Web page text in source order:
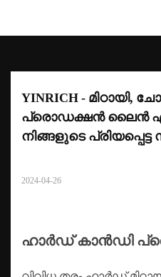
YINRICH - മിഠായി,
പ്രൊഡക്ഷൻ ലൈൻ
നിങ്ങളുടെ
2024-04-26
ഹാർഡ് കാൻഡി